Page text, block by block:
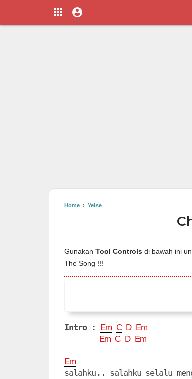
Home › Yelse
Gunakan Tool Controls di bawah ini
The Song !!!
Intro : Em C D Em
Em C D Em
Em